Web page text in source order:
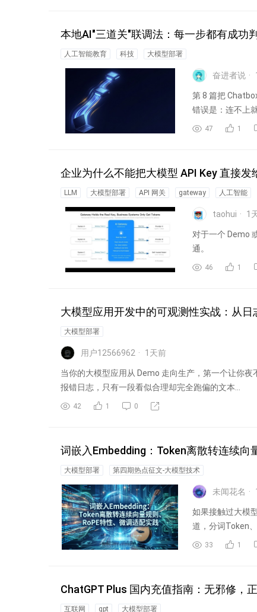
本地AI"三道关"联调法：每一步都有成功
人工智能教育 科技 大模型部署
奋进者说 1
第 8 篇把
错误是：连不上
47 1
企业为什么不能把大模型 API Key 直接发
LLM 大模型部署 API 网关 gateway 人工智能
taohui 1
对于一个 Demo
通。
46 1
大模型应用开发中的可观测性实战：从
大模型部署
用户12566962 1 天前
当你的大模型应用从 Demo 走向生产，第一个让你
报错日志，只有一段看似合理却完全跑偏的文本...
42 1 0
词嵌入Embedding：Token离散转连续向
大模型部署 第四期热点征文-大模型技术
未闻花名 1
如果接触过大模
道，分词Token
33 1
ChatGPT Plus 国内充值指南：无邪修，
互联网 gpt 大模型部署